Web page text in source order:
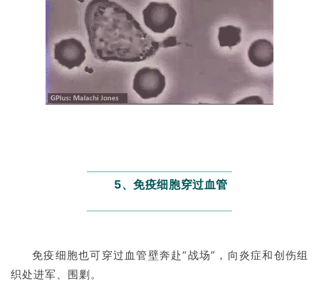
转
登录 注册
5、免疫细胞穿过血管
免疫细胞也可穿过血管壁奔赴“战场”，向炎症和创伤组
织处进军、围剿。